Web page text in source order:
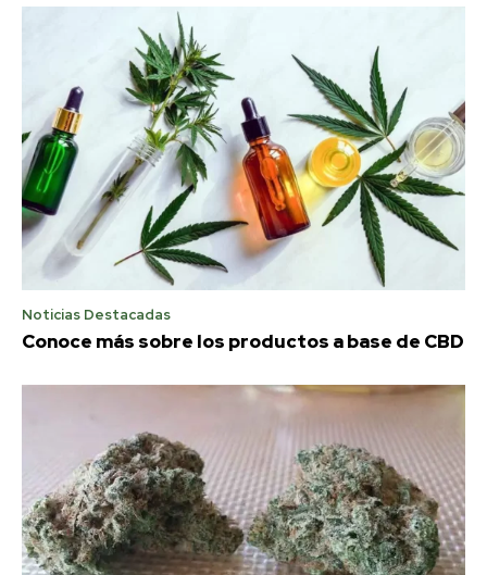
Noticias Destacadas
Conoce más sobre los productos a base de CBD